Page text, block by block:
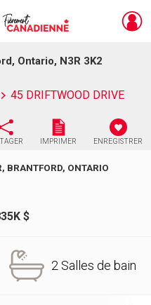
Ontario, N3R 3K2
45 DRIFTWOOD DRIVE
IMPRIMER ENREGISTRER
BRANTFORD, ONTARIO
$
2 Salles de bain